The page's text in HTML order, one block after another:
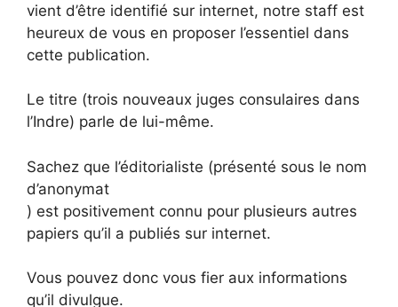
vient d’être identifié sur internet, notre staff est
heureux de vous en proposer l’essentiel dans
cette publication.
Le titre (trois nouveaux juges consulaires dans
l’Indre) parle de lui-même.
Sachez que l’éditorialiste (présenté sous le nom
d’anonymat
) est positivement connu pour plusieurs autres
papiers qu’il a publiés sur internet.
Vous pouvez donc vous fier aux informations
qu’il divulgue.